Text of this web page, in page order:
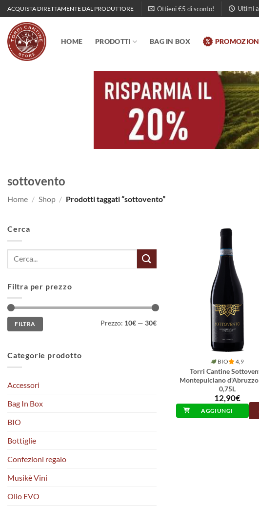
Salta
ai
contenuti
ACQUISTA DIRETTAMENTE DAL PRODUTTORE Ottieni €5 di sconto! Ultimi
HOME PRODOTTI BAG IN BOX
sottovento
Home / Shop / Prodotti taggati “sottovento”
Cerca
Cerca:
Filtra per prezzo
Prezzo
Min
Prezzo
MaxFILTRA Prezzo: 10€ — 30€
Categorie prodotto
Accessori
Bag In Box
BIO
Bottiglie
Confezioni regalo
Musikè Vini
Olio EVO
BIO 4,9
Torri Cantine
Montepulciano d'Abruzzo
0,75L
12,90€
AGGIUNGI